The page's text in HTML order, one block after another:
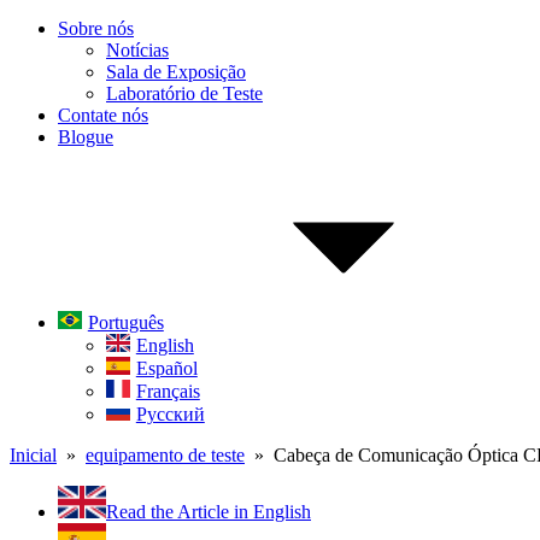
Sobre nós
Notícias
Sala de Exposição
Laboratório de Teste
Contate nós
Blogue
Português
English
Español
Français
Русский
Inicial » equipamento de teste » Cabeça de Comunicação Óptica
Read the Article in English